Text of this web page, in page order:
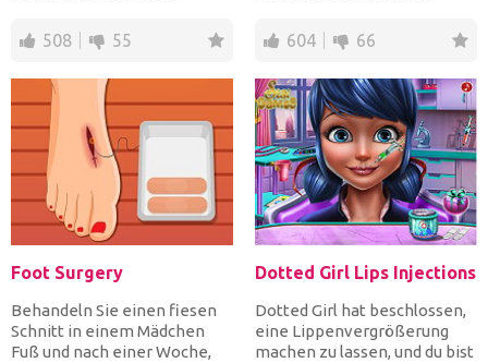
Markiere...
508 55 604 66
Foot Surgery
Behandeln Sie einen fiesen
Schnitt in einem Mädchen
Fuß und nach einer Woche,
Dotted Girl Lips Injections
Dotted Girl hat beschlossen,
eine Lippenvergrößerung
machen zu lassen, und du bist